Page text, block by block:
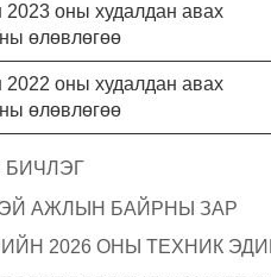
2023 оны худалдан авах
өлөвлөгөө
2022 оны худалдан авах
өлөвлөгөө
БИЧЛЭГ
АЖЛЫН БАЙРНЫ ЗАР
2026 ОНЫ ТЕХНИК